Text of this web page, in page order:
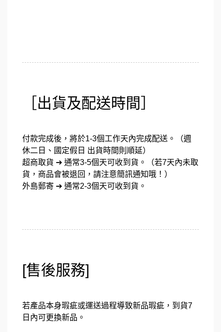
［出貨及配送時間］
付款完成後，將於1-3個工作天內完成配送。（週
休二日、國定假日 出貨時間則順延）
超商取貨 ➔ 通常3-5個天可收到貨。（若7天內未取
貨，商品會被退回，請注意簡訊通知哦！）
外島郵寄 ➔ 通常2-3個天可收到貨。
[售後服務]
若產品本身瑕疵或運送過程導致新品瑕疵，到貨7
日內可更換新品。